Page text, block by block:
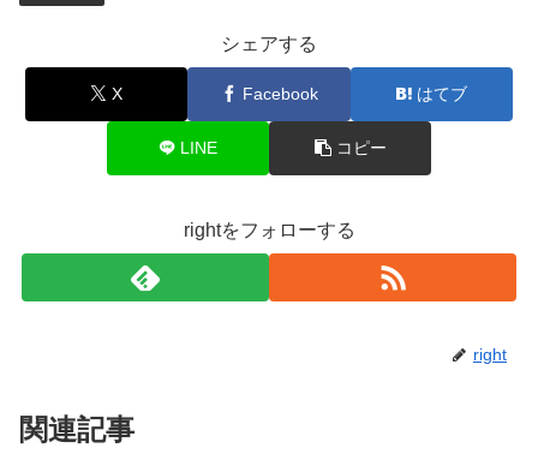
シェアする
X Facebook はてブ
LINE コピー
rightをフォローする
right
関連記事